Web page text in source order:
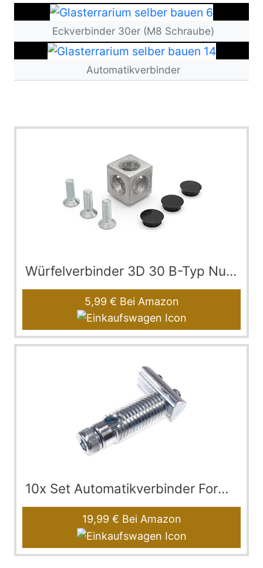
Eckverbinder 30er (M8 Schraube)
Automatikverbinder
Würfelverbinder 3D 30 B-Typ Nut 8 mit Befestigung…
5,99 € Bei Amazon
10x Set Automatikverbinder Formverbinder Nut 8, Ty…
19,99 € Bei Amazon